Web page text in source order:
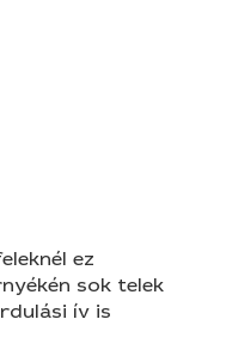
ez
sok telek
ív is